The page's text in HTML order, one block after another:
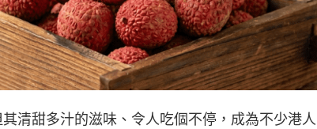
清甜多汁的滋味、令人吃個不停，成為不少港人